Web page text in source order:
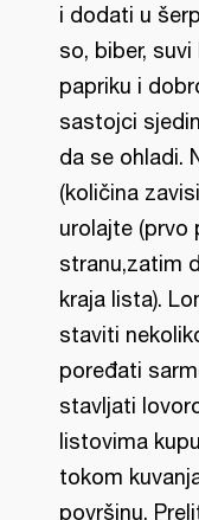
i dodati u
so, biber,
papriku i
sastojci
da se ohladi.
(količina
urolajte (prvo
stranu,zatim
kraja lista).
staviti
poređati
stavljati
listovima
tokom
površinu.